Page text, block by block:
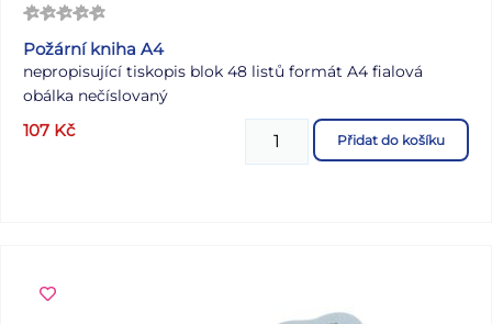
Požární kniha A4
nepropisující tiskopis blok 48 listů formát A4 fialová
obálka nečíslovaný
107 Kč Přidat do košíku